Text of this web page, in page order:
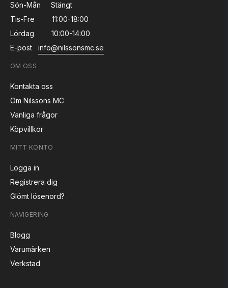
Sön-Mån
Stängt
Tis-Fre
11:00-18:00
Lördag
10:00-14:00
E-post
info@nilssonsmc.se
OM OSS
Kontakta oss
Om Nilssons MC
Vanliga frågor
Köpvillkor
MITT KONTO
Logga in
Registrera dig
Glömt lösenord?
NAVIGERING
Blogg
Varumärken
Verkstad